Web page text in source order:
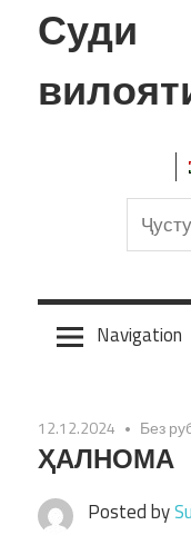
Skip
to
Суди
Navigation
12.12.2024 Без
ҲАЛНОМА
Posted by